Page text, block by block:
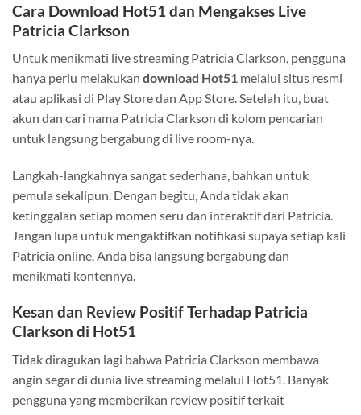
Cara Download Hot51 dan Mengakses Live
Patricia Clarkson
Untuk menikmati live streaming Patricia Clarkson, pengguna
hanya perlu melakukan download Hot51 melalui situs resmi
atau aplikasi di Play Store dan App Store. Setelah itu, buat
akun dan cari nama Patricia Clarkson di kolom pencarian
untuk langsung bergabung di live room-nya.
Langkah-langkahnya sangat sederhana, bahkan untuk
pemula sekalipun. Dengan begitu, Anda tidak akan
ketinggalan setiap momen seru dan interaktif dari Patricia.
Jangan lupa untuk mengaktifkan notifikasi supaya setiap kali
Patricia online, Anda bisa langsung bergabung dan
menikmati kontennya.
Kesan dan Review Positif Terhadap Patricia
Clarkson di Hot51
Tidak diragukan lagi bahwa Patricia Clarkson membawa
angin segar di dunia live streaming melalui Hot51. Banyak
pengguna yang memberikan review positif terkait